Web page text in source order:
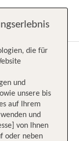
die für
und
unsere bis
auf Ihrem
und
von Ihnen
oder neben